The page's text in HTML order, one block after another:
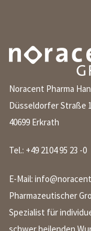
Noracent Pharma
Düsseldorfer Straße
40699 Erkrath
Tel.: +49 2104 95 23 -0
E-Mail:
Pharmazeutischer
Spezialist für